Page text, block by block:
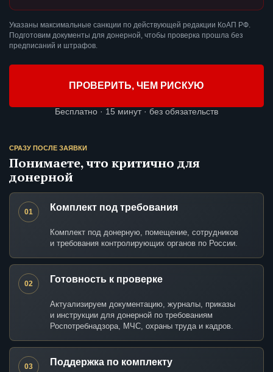
Указаны максимальные санкции по действующей редакции КоАП РФ.
Подготовим документы для донерной, чтобы проверка прошла без
предписаний и штрафов.
ПРОВЕРИТЬ, ЧЕМ РИСКУЮ
Бесплатно · 15 минут · без обязательств
СРАЗУ ПОСЛЕ ЗАЯВКИ
Понимаете, что критично для
донерной
01 Комплект под требования
Комплект под донерную, помещение, сотрудников
и требования контролирующих органов по России.
02 Готовность к проверке
Актуализируем документацию, журналы, приказы
и инструкции для донерной по требованиям
Роспотребнадзора, МЧС, охраны труда и кадров.
03 Поддержка по комплекту